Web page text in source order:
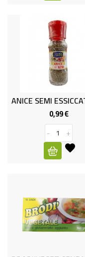
IGIENICO
ACCESSORI
PERSONA
PUERICULTURA
PETS
PET
0,99 €Prezzo
-
+